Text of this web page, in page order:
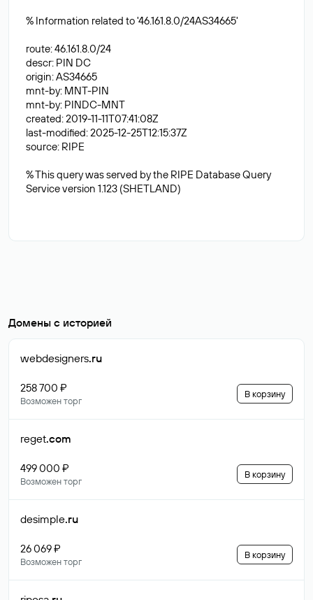
% Information related to '46.161.8.0/24AS34665'
route: 46.161.8.0/24
descr: PIN DC
origin: AS34665
mnt-by: MNT-PIN
mnt-by: PINDC-MNT
created: 2019-11-11T07:41:08Z
last-modified: 2025-12-25T12:15:37Z
source: RIPE
% This query was served by the RIPE Database Query
Service version 1.123 (SHETLAND)
Домены с историей
webdesigners.ru
258 700 ₽
Возможен торг
В корзину
reget.com
499 000 ₽
Возможен торг
В корзину
desimple.ru
26 069 ₽
Возможен торг
В корзину